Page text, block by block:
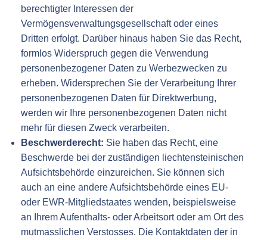
berechtigter Interessen der
Vermögensverwaltungsgesellschaft oder eines
Dritten erfolgt. Darüber hinaus haben Sie das Recht,
formlos Widerspruch gegen die Verwendung
personenbezogener Daten zu Werbezwecken zu
erheben. Widersprechen Sie der Verarbeitung Ihrer
personenbezogenen Daten für Direktwerbung,
werden wir Ihre personenbezogenen Daten nicht
mehr für diesen Zweck verarbeiten.
Beschwerderecht: Sie haben das Recht, eine
Beschwerde bei der zuständigen liechtensteinischen
Aufsichtsbehörde einzureichen. Sie können sich
auch an eine andere Aufsichtsbehörde eines EU-
oder EWR-Mitgliedstaates wenden, beispielsweise
an Ihrem Aufenthalts- oder Arbeitsort oder am Ort des
mutmasslichen Verstosses. Die Kontaktdaten der in